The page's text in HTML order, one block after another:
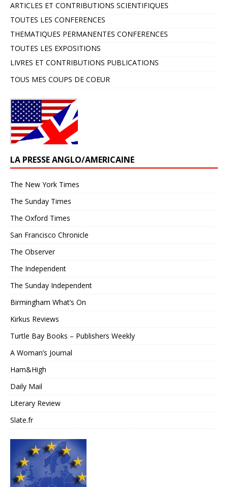
ARTICLES ET CONTRIBUTIONS SCIENTIFIQUES
TOUTES LES CONFERENCES
THEMATIQUES PERMANENTES CONFERENCES
TOUTES LES EXPOSITIONS
LIVRES ET CONTRIBUTIONS PUBLICATIONS
TOUS MES COUPS DE COEUR
LA PRESSE ANGLO/AMERICAINE
The New York Times
The Sunday Times
The Oxford Times
San Francisco Chronicle
The Observer
The Independent
The Sunday Independent
Birmingham What’s On
Kirkus Reviews
Turtle Bay Books – Publishers Weekly
A Woman’s Journal
Ham&High
Daily Mail
Literary Review
Slate.fr